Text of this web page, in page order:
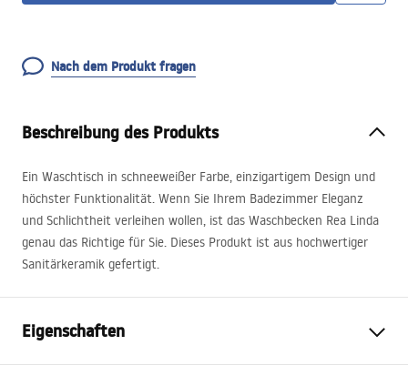
Nach dem Produkt fragen
Beschreibung des Produkts
Ein Waschtisch in schneeweißer Farbe, einzigartigem Design und
höchster Funktionalität. Wenn Sie Ihrem Badezimmer Eleganz
und Schlichtheit verleihen wollen, ist das Waschbecken Rea Linda
genau das Richtige für Sie. Dieses Produkt ist aus hochwertiger
Sanitärkeramik gefertigt.
Eigenschaften